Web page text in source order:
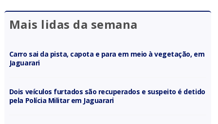
Mais lidas da semana
Carro sai da pista, capota e para em meio à vegetação, em
Jaguarari
Dois veículos furtados são recuperados e suspeito é detido
pela Polícia Militar em Jaguarari